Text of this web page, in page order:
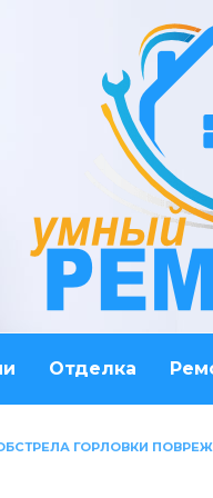
Отделка
ОБСТРЕЛА ГОРЛОВКИ